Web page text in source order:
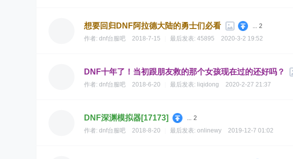
想要回归DNF阿拉德大陆的勇士们必看 ... 2
作者: dnf台服吧 2018-7-15 最后发表: 45895 2020-3-2 19:52
DNF十年了！当初跟朋友救的那个女孩现在过的还好吗？
作者: dnf台服吧 2018-6-20 最后发表: liqidong 2020-2-27 21:37
DNF深渊模拟器[17173] ... 2
作者: dnf台服吧 2018-8-20 最后发表: onlinewy 2019-12-7 01:02